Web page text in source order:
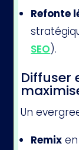
Refonte
SEO).
Diffuser
Un
Remix